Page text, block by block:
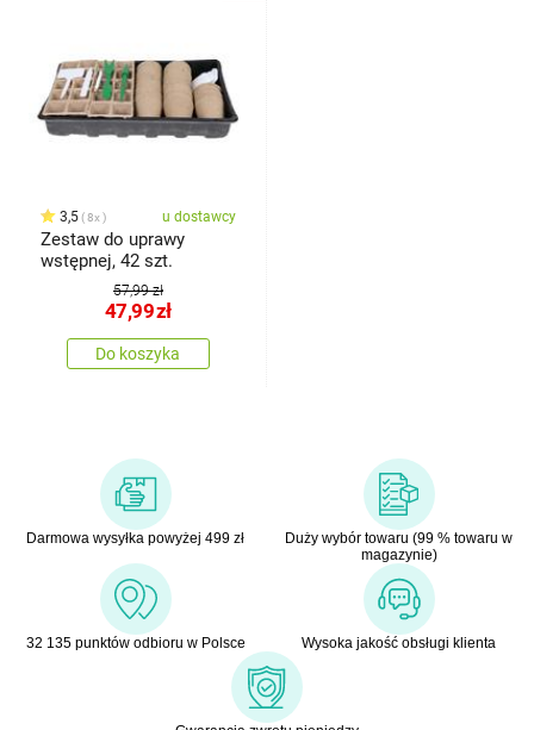
3,5 8x u dostawcy
Zestaw do uprawy
wstępnej, 42 szt.
57,99 zł
47,99zł
Do koszyka
Darmowa wysyłka powyżej 499 zł
Duży wybór towaru (99 % towaru w
magazynie)
32 135 punktów odbioru w Polsce Wysoka jakość obsługi klienta